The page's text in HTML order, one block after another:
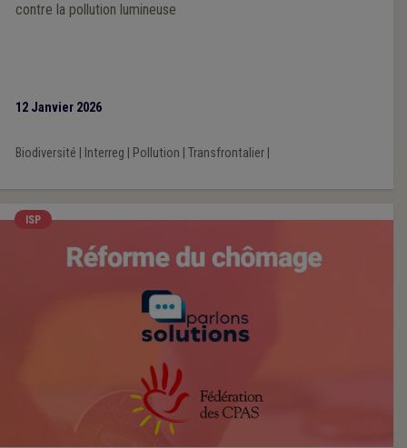
contre la pollution lumineuse
12 Janvier 2026
Biodiversité Interreg Pollution Transfrontalier|
ISP